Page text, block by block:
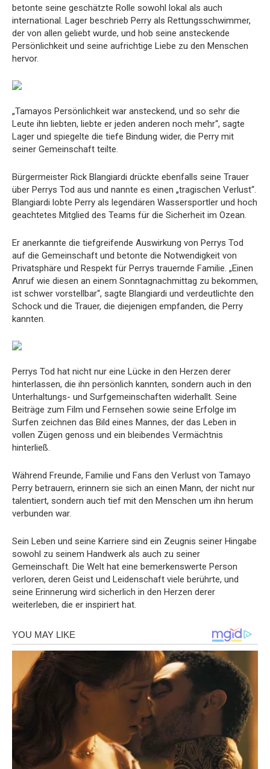
betonte seine geschätzte Rolle sowohl lokal als auch
international. Lager beschrieb Perry als Rettungsschwimmer,
der von allen geliebt wurde, und hob seine ansteckende
Persönlichkeit und seine aufrichtige Liebe zu den Menschen
hervor.
„Tamayos Persönlichkeit war ansteckend, und so sehr die
Leute ihn liebten, liebte er jeden anderen noch mehr“, sagte
Lager und spiegelte die tiefe Bindung wider, die Perry mit
seiner Gemeinschaft teilte.
Bürgermeister Rick Blangiardi drückte ebenfalls seine Trauer
über Perrys Tod aus und nannte es einen „tragischen Verlust“.
Blangiardi lobte Perry als legendären Wassersportler und hoch
geachtetes Mitglied des Teams für die Sicherheit im Ozean.
Er anerkannte die tiefgreifende Auswirkung von Perrys Tod
auf die Gemeinschaft und betonte die Notwendigkeit von
Privatsphäre und Respekt für Perrys trauernde Familie. „Einen
Anruf wie diesen an einem Sonntagnachmittag zu bekommen,
ist schwer vorstellbar“, sagte Blangiardi und verdeutlichte den
Schock und die Trauer, die diejenigen empfanden, die Perry
kannten.
Perrys Tod hat nicht nur eine Lücke in den Herzen derer
hinterlassen, die ihn persönlich kannten, sondern auch in den
Unterhaltungs- und Surfgemeinschaften widerhallt. Seine
Beiträge zum Film und Fernsehen sowie seine Erfolge im
Surfen zeichnen das Bild eines Mannes, der das Leben in
vollen Zügen genoss und ein bleibendes Vermächtnis
hinterließ.
Während Freunde, Familie und Fans den Verlust von Tamayo
Perry betrauern, erinnern sie sich an einen Mann, der nicht nur
talentiert, sondern auch tief mit den Menschen um ihn herum
verbunden war.
Sein Leben und seine Karriere sind ein Zeugnis seiner Hingabe
sowohl zu seinem Handwerk als auch zu seiner
Gemeinschaft. Die Welt hat eine bemerkenswerte Person
verloren, deren Geist und Leidenschaft viele berührte, und
seine Erinnerung wird sicherlich in den Herzen derer
weiterleben, die er inspiriert hat.